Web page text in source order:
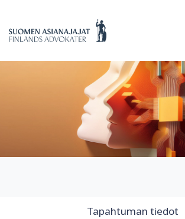
Tapahtuman tiedot